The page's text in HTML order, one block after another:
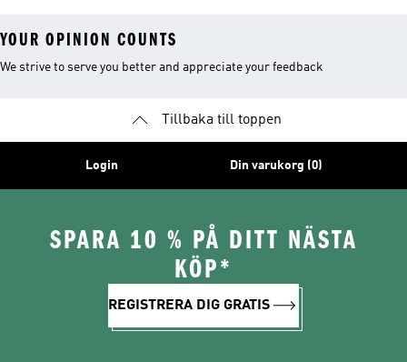
YOUR OPINION COUNTS
We strive to serve you better and appreciate your feedback
Tillbaka till toppen
Login Din varukorg (0)
SPARA 10 % PÅ DITT NÄSTA
KÖP*
REGISTRERA DIG GRATIS